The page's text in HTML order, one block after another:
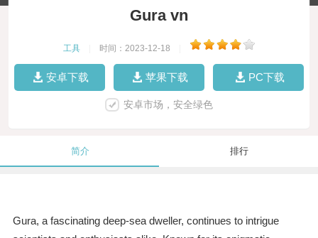
Gura vn
工具 时间：2023-12-18
安卓下载 苹果下载 PC下载
安卓市场，安全绿色
简介 排行
Gura, a fascinating deep-sea dweller, continues to intrigue